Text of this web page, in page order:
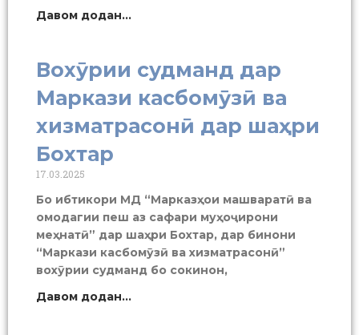
Давом додан...
Вохӯрии судманд дар
Маркази касбомӯзӣ ва
хизматрасонӣ дар шаҳри
Бохтар
17.03.2025
Бо ибтикори МД “Марказҳои машваратӣ ва
омодагии пеш аз сафари муҳоҷирони
меҳнатӣ” дар шаҳри Бохтар, дар бинони
“Маркази касбомӯзӣ ва хизматрасонӣ”
вохӯрии судманд бо сокинон,
Давом додан...